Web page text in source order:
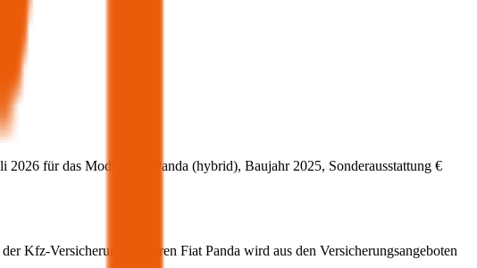
2026 für das Modell Panda (hybrid), Baujahr 2025, Sonderausstattung €
Kfz-Versicherung für Ihren Fiat Panda wird aus den Versicherungsangeboten